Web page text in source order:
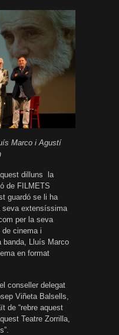
Marco i Agustí
dilluns la
de FILMETS
guardó se li ha
seva extensíssima
per la seva
cinema i
banda, Lluís Marco
en format
conseller delegat
Viñeta Balsells,
de “rebre aquest
Teatre Zorrilla,